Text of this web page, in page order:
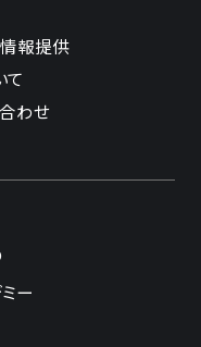
情報提供
て
わせ
ー